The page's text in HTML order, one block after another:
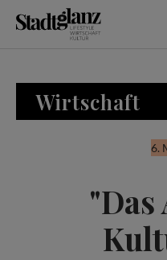
Wirtschaft
6.
"Das